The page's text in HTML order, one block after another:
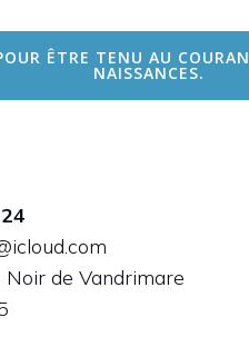
ÊTRE TENU AU
NAISSANCES.
Noir de Vandrimare